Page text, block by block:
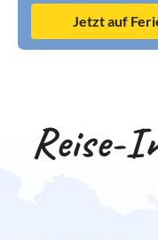
Jetzt auf
Reise-